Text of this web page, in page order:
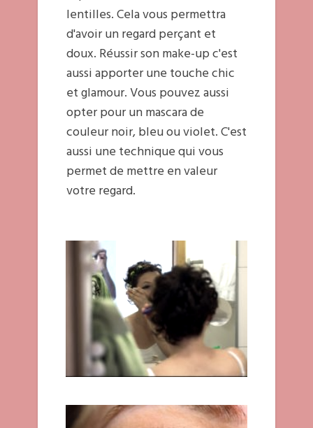
lentilles. Cela vous permettra
d'avoir un regard perçant et
doux. Réussir son make-up c'est
aussi apporter une touche chic
et glamour. Vous pouvez aussi
opter pour un mascara de
couleur noir, bleu ou violet. C'est
aussi une technique qui vous
permet de mettre en valeur
votre regard.